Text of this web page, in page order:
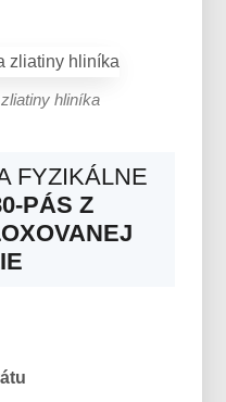
hliníka
FYZIKÁLNE
PÁS Z